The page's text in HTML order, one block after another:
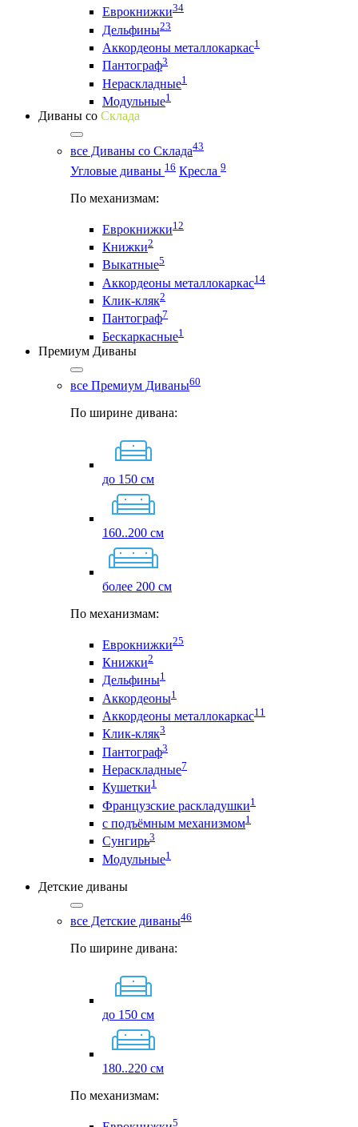
Еврокнижки34
Дельфины23
Аккордеоны металлокаркас1
Пантограф3
Нераскладные1
Модульные1
Диваны со Склада
все Диваны со Склада43
Угловые диваны 16 Кресла 9
По механизмам:
Еврокнижки12
Книжки2
Выкатные5
Аккордеоны металлокаркас14
Клик-кляк2
Пантограф7
Бескаркасные1
Премиум Диваны
все Премиум Диваны60
По ширине дивана:
до 150 см
160..200 см
более 200 см
По механизмам:
Еврокнижки25
Книжки2
Дельфины1
Аккордеоны1
Аккордеоны металлокаркас11
Клик-кляк3
Пантограф3
Нераскладные7
Кушетки1
Французские раскладушки1
с подъёмным механизмом1
Сунгирь3
Модульные1
Детские диваны
все Детские диваны46
По ширине дивана:
до 150 см
180..220 см
По механизмам:
5